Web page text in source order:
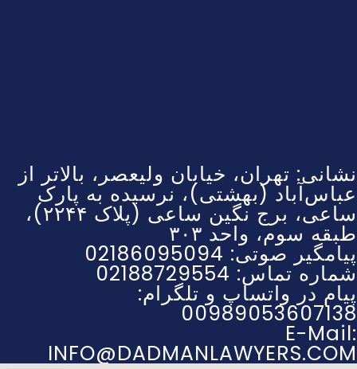
نشانی: تهران، خیابان ولیعصر، بالاتر از
عباس‌آباد (بهشتی)، نرسیده به پارک
ساعی، برج نگین ساعی (پلاک ۲۲۴۴)،
طبقه سوم، واحد ۳۰۳
پیامگیر صوتی: 02186095094
شماره تماس: 02188729554
پیام در واتساپ و تلگرام:
00989053607138
E-Mail:
INFO@DADMANLAWYERS.COM